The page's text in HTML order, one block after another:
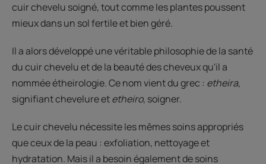
cuir chevelu soigné, tout comme les plantes poussent
mieux dans un sol fertile et bien géré.
Il a alors développé une véritable philosophie de la santé
du cuir chevelu et de la beauté des cheveux qu'il a
nommée étheirologie. Ce nom vient du grec : etheira,
signifiant chevelure etetheiro, soigner.
Le cuir chevelu nécessite les mêmes soins appropriés
que ceux de la peau : exfoliation, nettoyage et
hydratation. Mais il a besoin également de soins